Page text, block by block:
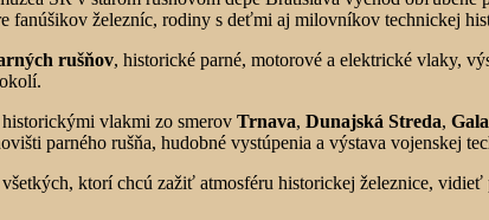
fanúšikov železníc, rodiny s deťmi aj milovníkov technickej
rušňov, historické parné, motorové a elektrické vlaky,
historickými vlakmi zo smerov Trnava, Dunajská Streda,
parného rušňa, hudobné vystúpenia a výstava vojenskej
ktorí chcú zažiť atmosféru historickej železnice,